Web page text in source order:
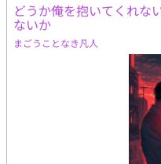
どうか俺を抱いてくれ
ないか
まごうことなき凡人